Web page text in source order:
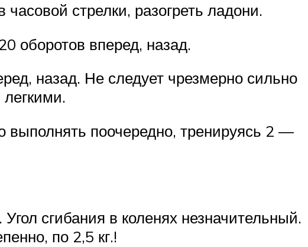
стрелки, разогреть ладони.
оборотов вперед, назад.
назад. Не следует чрезмерно сильно
выполнять поочередно, тренируясь 2 —
сгибания в коленях незначительный.
по 2,5 кг.!